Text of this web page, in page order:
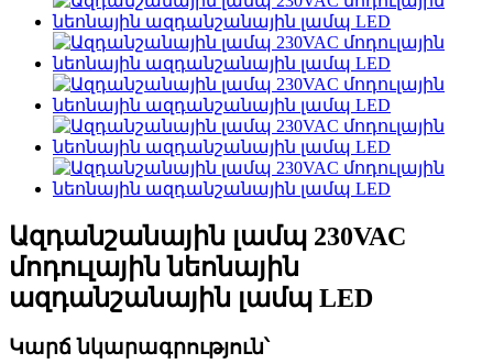
Ազդանշանային լամպ 230VAC
մոդուլային նեոնային
ազդանշանային լամպ LED
Կարճ նկարագրություն՝